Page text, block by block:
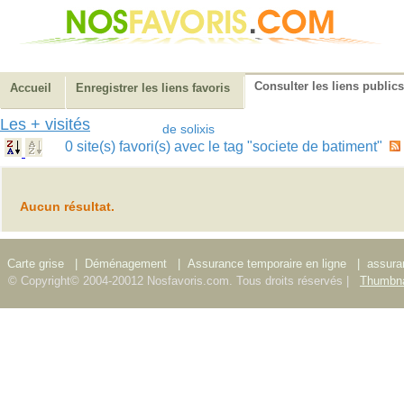
Accueil Enregistrer les liens favoris Consulter les liens publics
Les + visités de solixis
0 site(s) favori(s) avec le tag "societe de batiment"
Aucun résultat.
Carte grise Déménagement Assurance temporaire en ligne
© Copyright© 2004-20012 Nosfavoris.com. Tous droits réservés |